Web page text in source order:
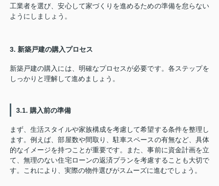
工業者を選び、安心して家づくりを進めるための準備を怠らない
ようにしましょう。
3. 新築戸建の購入プロセス
新築戸建の購入には、明確なプロセスが必要です。各ステップを
しっかりと理解して進めましょう。
3.1. 購入前の準備
まず、生活スタイルや家族構成を考慮して希望する条件を整理し
ます。例えば、部屋数や間取り、駐車スペースの有無など、具体
的なイメージを持つことが重要です。また、事前に資金計画を立
て、無理のない住宅ローンの返済プランを考慮することも大切で
す。これにより、実際の物件選びがスムーズに進むでしょう。